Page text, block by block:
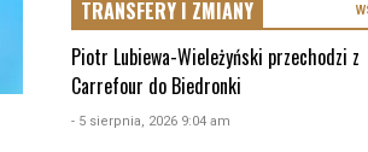
TRANSFERY I ZMIANY
Piotr Lubiewa-Wieleżyński przechodzi z
Carrefour do Biedronki
- 5 sierpnia, 2026 9:04 am